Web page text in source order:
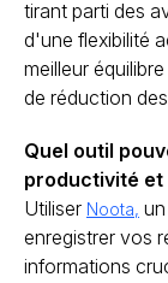
tirant parti des
d'une flexibilité
meilleur
de réduction
Quel outil
productivité et
Utiliser Noota,
enregistrer vos
informations